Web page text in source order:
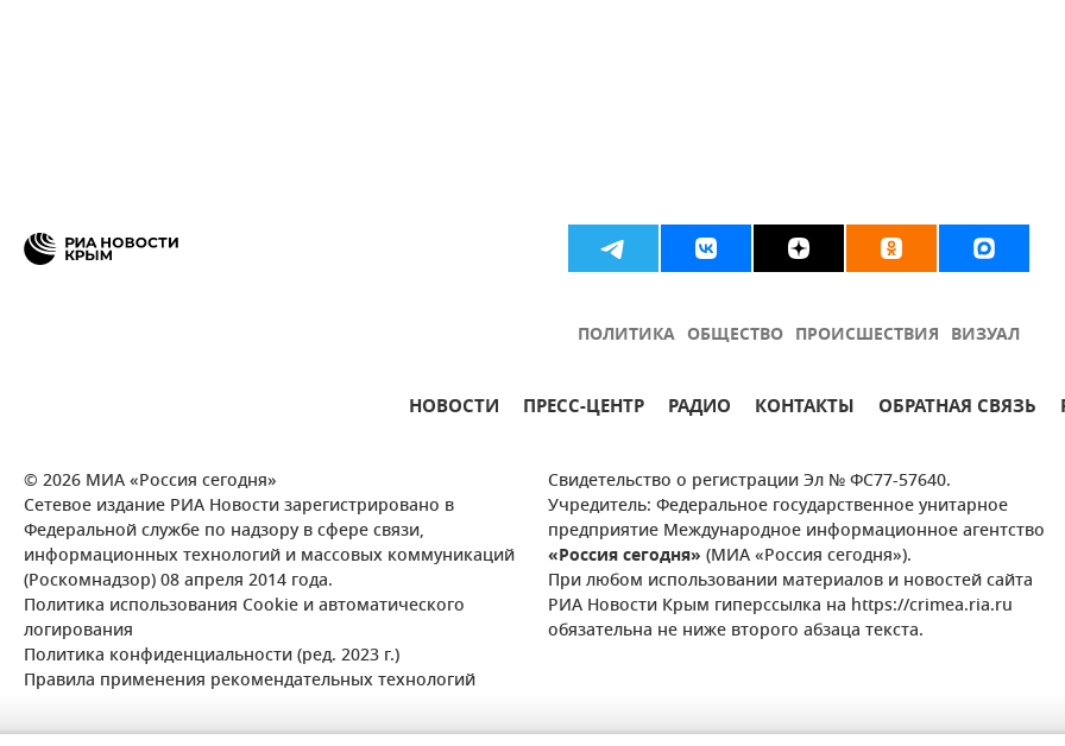
ПОЛИТИКА ОБЩЕСТВО ПРОИСШЕСТВИЯ ВИЗУАЛ
НОВОСТИ ПРЕСС-ЦЕНТР РАДИО КОНТАКТЫ ОБРАТНАЯ СВЯЗЬ
© 2026 МИА «Россия сегодня»
Сетевое издание РИА Новости зарегистрировано в
Федеральной службе по надзору в сфере связи,
информационных технологий и массовых коммуникаций
(Роскомнадзор) 08 апреля 2014 года.
Политика использования Cookie и автоматического
логирования
Политика конфиденциальности (ред. 2023 г.)
Правила применения рекомендательных технологий
Свидетельство о регистрации Эл № ФС77-57640.
Учредитель: Федеральное государственное унитарное
предприятие Международное информационное агентство
«Россия сегодня» (МИА «Россия сегодня»).
При любом использовании материалов и новостей сайта
РИА Новости Крым гиперссылка на https://crimea.ria.ru
обязательна не ниже второго абзаца текста.